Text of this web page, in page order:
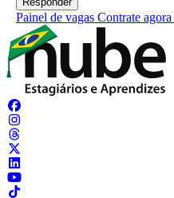
Painel de vagas Contrate agora